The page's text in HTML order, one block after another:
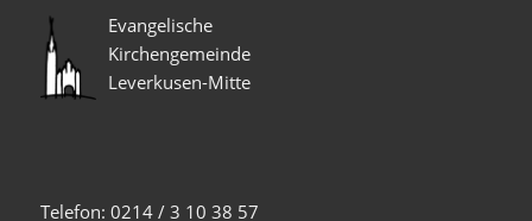
Evangelische
Kirchengemeinde
Leverkusen-Mitte
Telefon: 0214 / 3 10 38 57